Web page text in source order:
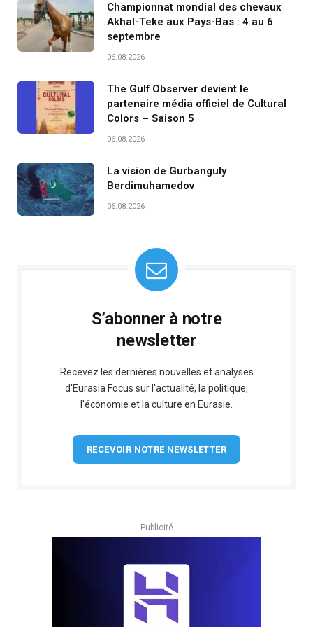
Championnat mondial des chevaux
Akhal-Teke aux Pays-Bas : 4 au 6
septembre
06.08.2026
The Gulf Observer devient le
partenaire média officiel de Cultural
Colors – Saison 5
06.08.2026
La vision de Gurbanguly
Berdimuhamedov
06.08.2026
S’abonner à notre
newsletter
Recevez les dernières nouvelles et analyses
d'Eurasia Focus sur l'actualité, la politique,
l'économie et la culture en Eurasie.
RECEVOIR NOTRE NEWSLETTER
Publicité